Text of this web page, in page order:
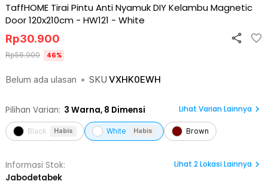
TaffHOME Tirai Pintu Anti Nyamuk DIY Kelambu Magnetic
Door 120x210cm - HW121 - White
Belum ada ulasan • SKU VXHK0EWH
Rp30.900
Rp56.900 46%
Pilihan Varian: 3 Warna, 8 Dimensi Lihat Varian Lainnya
Black Habis White Habis Brown
Informasi Stok:
Jabodetabek
Lihat 2Lokasi Lainnya